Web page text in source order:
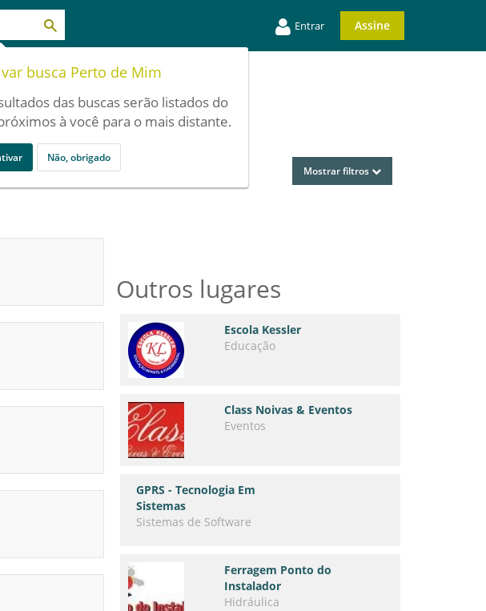
Entrar Assine
busca Perto de Mim
das buscas serão listados do
à você para o mais distante.
Não, obrigado
Mostrar filtros
Outros lugares
Escola Kessler
Educação
Class Noivas & Eventos
Eventos
GPRS - Tecnologia Em
Sistemas
Sistemas de Software
Ferragem Ponto do
Instalador
Hidráulica